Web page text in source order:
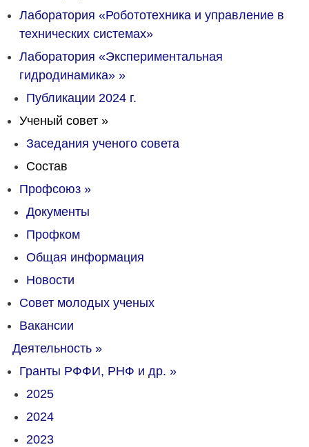
Лаборатория «Робототехника и управление в
технических системах»
Лаборатория «Экспериментальная
гидродинамика» »
Публикации 2024 г.
Ученый совет »
Заседания ученого совета
Состав
Профсоюз »
Документы
Профком
Общая информация
Новости
Совет молодых ученых
Вакансии
Деятельность »
Гранты РФФИ, РНФ и др. »
2025
2024
2023